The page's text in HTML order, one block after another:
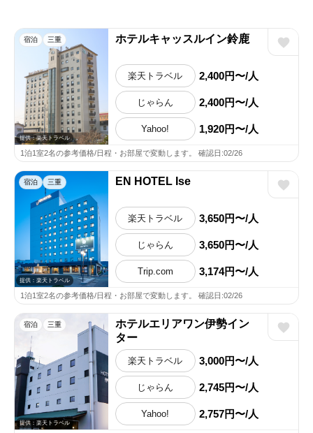
宿泊 三重
提供：楽天トラベル
ホテルキャッスルイン鈴鹿
楽天トラベル 2,400円〜/人
じゃらん 2,400円〜/人
Yahoo! 1,920円〜/人
1泊1室2名の参考価格/日程・お部屋で変動します。 確認日:02/26
宿泊 三重
提供：楽天トラベル
EN HOTEL Ise
楽天トラベル 3,650円〜/人
じゃらん 3,650円〜/人
Trip.com 3,174円〜/人
1泊1室2名の参考価格/日程・お部屋で変動します。 確認日:02/26
宿泊 三重
提供：楽天トラベル
ホテルエリアワン伊勢イン
ター
楽天トラベル 3,000円〜/人
じゃらん 2,745円〜/人
Yahoo! 2,757円〜/人